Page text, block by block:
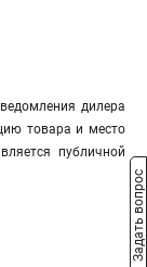
дилера
товара и место
публичной
Задать вопрос